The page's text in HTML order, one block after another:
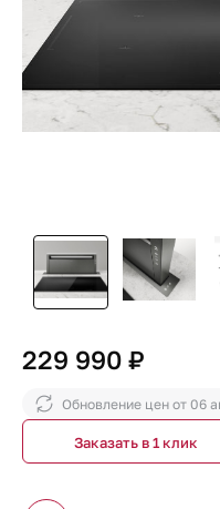
229 990 ₽
Обновление цен от 06
Заказать в 1 клик